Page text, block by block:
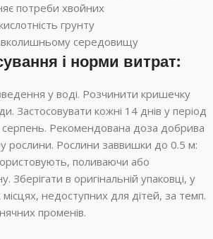
потреби хвойних
грунту
середовищу
і норми витрат:
у воді. Розчинити кришечку
Застосовувати кожні 14 днів у період
серпень. Рекомендована доза добрива
рослини. Рослини заввишки до 0.5 м:
поливаючи або
Зберігати в оригінальній упаковці, у
недоступних для дітей, за темп.
променів.